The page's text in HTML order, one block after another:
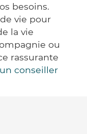
besoins.
vie pour
la vie
ou
rassurante
conseiller